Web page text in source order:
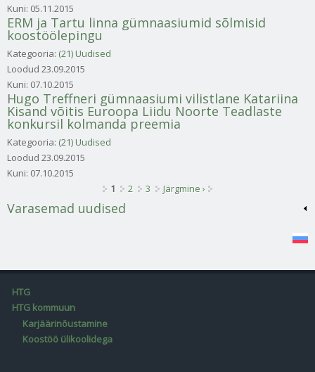
Kuni: 05.11.2015
ERM ja Tartu linna gümnaasiumid sõlmisid
koostöölepingu
Kategooria: (21) Uudised
Loodud 23.09.2015
Kuni: 07.10.2015
Hugo Treffneri gümnaasiumi vilistlane Katariina
Kisand võitis Euroopa Liidu Noorte Teadlaste
konkursil kolmanda preemia
Kategooria: (21) Uudised
Loodud 23.09.2015
Kuni: 07.10.2015
1 2 3 Järgmine ›
Varasemad uudised
HTG
HTG kommuun
Karjäärinõustamine
Koostöö ülikoolidega